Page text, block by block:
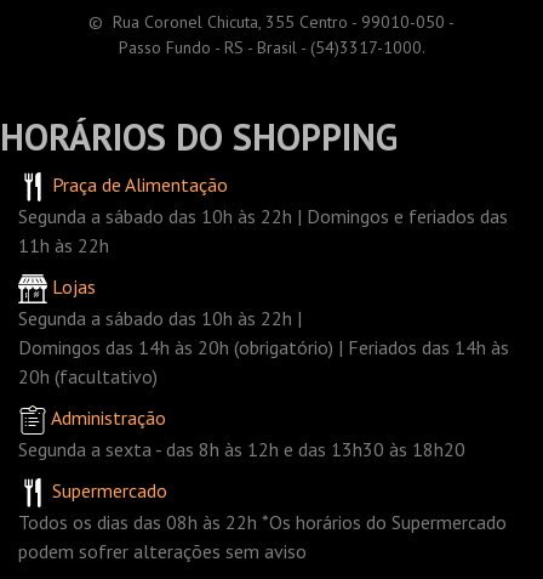
© Rua Coronel Chicuta, 355 Centro - 99010-050 -
Passo Fundo - RS - Brasil - (54)3317-1000.
HORÁRIOS DO SHOPPING
Praça de Alimentação
Segunda a sábado das 10h às 22h | Domingos e feriados das
11h às 22h
Lojas
Segunda a sábado das 10h às 22h |
Domingos das 14h às 20h (obrigatório) | Feriados das 14h às
20h (facultativo)
Administração
Segunda a sexta - das 8h às 12h e das 13h30 às 18h20
Supermercado
Todos os dias das 08h às 22h *Os horários do Supermercado
podem sofrer alterações sem aviso